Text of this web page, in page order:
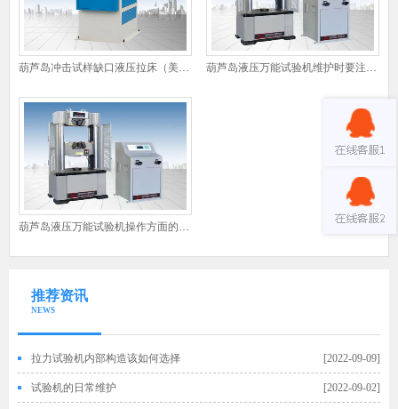
推荐资讯
NEWS
[2022-09-09]
拉力试验机内部构造该如何选择
[2022-09-02]
试验机的日常维护